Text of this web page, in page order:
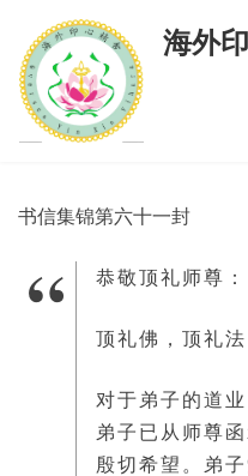
content
海外
书信集锦第六十一封
恭敬顶礼师尊：
顶礼佛，顶礼
对于弟子的道
弟子已从师尊
殷切希望。弟